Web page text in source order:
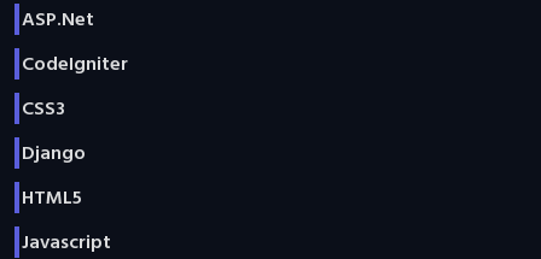
ASP.Net
CodeIgniter
CSS3
Django
HTML5
Javascript